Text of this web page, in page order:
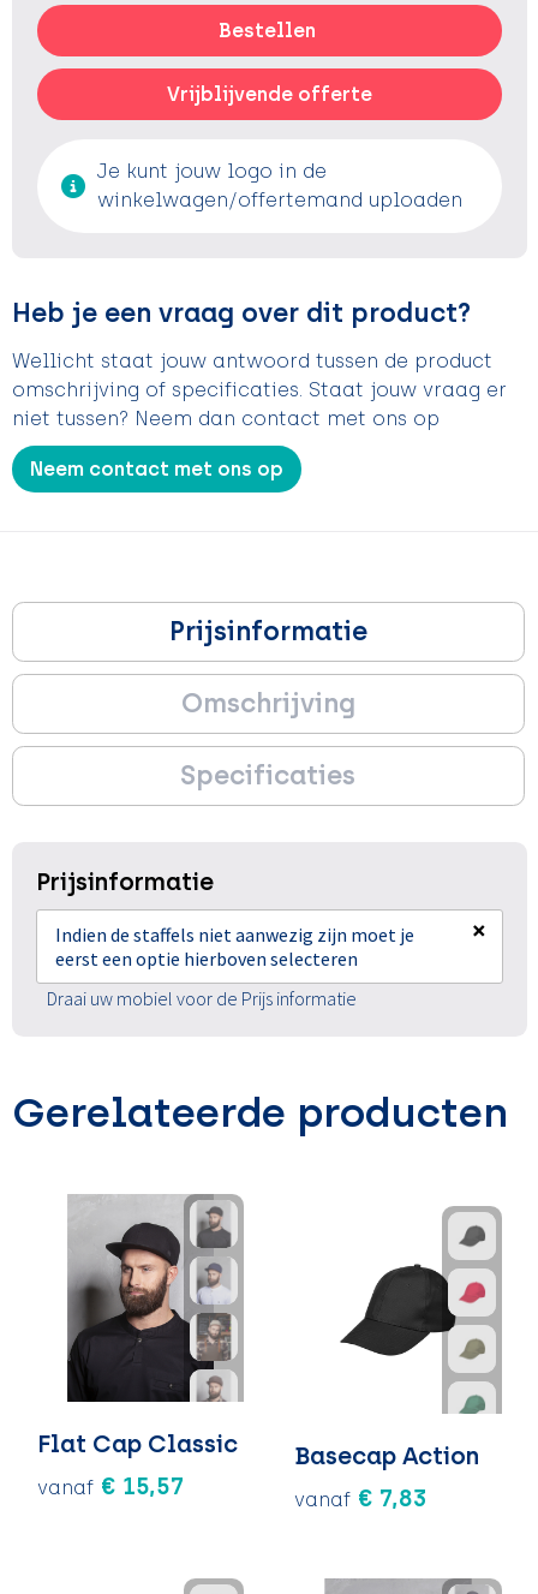
Bestellen
Vrijblijvende offerte
Je kunt jouw logo in de
winkelwagen/offertemand uploaden
Heb je een vraag over dit product?
Wellicht staat jouw antwoord tussen de product
omschrijving of specificaties. Staat jouw vraag er
niet tussen? Neem dan contact met ons op
Neem contact met ons op
Prijsinformatie
Omschrijving
Specificaties
Prijsinformatie
Indien de staffels niet aanwezig zijn moet je
eerst een optie hierboven selecteren
×
Draai uw mobiel voor de Prijs informatie
Gerelateerde producten
Flat Cap Classic
vanaf € 15,57
Basecap Action
vanaf € 7,83